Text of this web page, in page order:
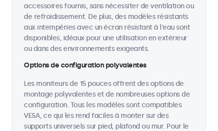
accessoires fournis, sans nécessiter de ventilation ou
de refroidissement. De plus, des modèles résistants
aux intempéries avec un écran résistant à l'eau sont
disponibles, idéaux pour une utilisation en extérieur
ou dans des environnements exigeants.
Options de configuration polyvalentes
Les moniteurs de 15 pouces offrent des options de
montage polyvalentes et de nombreuses options de
configuration. Tous les modèles sont compatibles
VESA, ce qui les rend faciles à monter sur des
supports universels sur pied, plafond ou mur. Pour le